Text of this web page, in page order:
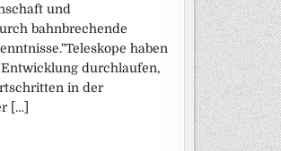
und
bahnbrechende
haben
durchlaufen,
in der
[…]